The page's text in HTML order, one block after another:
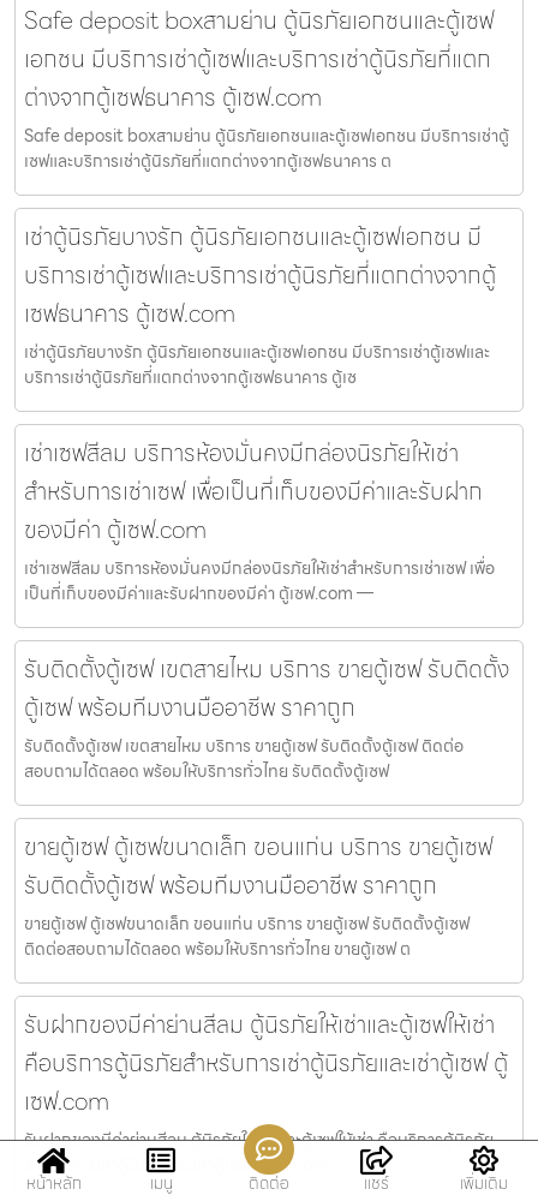
Safe deposit boxสามย่าน ตู้นิรภัยเอกชนและตู้เซฟ
เอกชน มีบริการเช่าตู้เซฟและบริการเช่าตู้นิรภัยที่แตก
ต่างจากตู้เซฟธนาคาร ตู้เซฟ.com
Safe deposit boxสามย่าน ตู้นิรภัยเอกชนและตู้เซฟเอกชน มีบริการเช่าตู้
เซฟและบริการเช่าตู้นิรภัยที่แตกต่างจากตู้เซฟธนาคาร ต
เช่าตู้นิรภัยบางรัก ตู้นิรภัยเอกชนและตู้เซฟเอกชน มี
บริการเช่าตู้เซฟและบริการเช่าตู้นิรภัยที่แตกต่างจากตู้
เซฟธนาคาร ตู้เซฟ.com
เช่าตู้นิรภัยบางรัก ตู้นิรภัยเอกชนและตู้เซฟเอกชน มีบริการเช่าตู้เซฟและ
บริการเช่าตู้นิรภัยที่แตกต่างจากตู้เซฟธนาคาร ตู้เซ
เช่าเซฟสีลม บริการห้องมั่นคงมีกล่องนิรภัยให้เช่า
สำหรับการเช่าเซฟ เพื่อเป็นที่เก็บของมีค่าและรับฝาก
ของมีค่า ตู้เซฟ.com
เช่าเซฟสีลม บริการห้องมั่นคงมีกล่องนิรภัยให้เช่าสำหรับการเช่าเซฟ เพื่อ
เป็นที่เก็บของมีค่าและรับฝากของมีค่า ตู้เซฟ.com —
รับติดตั้งตู้เซฟ เขตสายไหม บริการ ขายตู้เซฟ รับติดตั้ง
ตู้เซฟ พร้อมทีมงานมืออาชีพ ราคาถูก
รับติดตั้งตู้เซฟ เขตสายไหม บริการ ขายตู้เซฟ รับติดตั้งตู้เซฟ ติดต่อ
สอบถามได้ตลอด พร้อมให้บริการทั่วไทย รับติดตั้งตู้เซฟ
ขายตู้เซฟ ตู้เซฟขนาดเล็ก ขอนแก่น บริการ ขายตู้เซฟ
รับติดตั้งตู้เซฟ พร้อมทีมงานมืออาชีพ ราคาถูก
ขายตู้เซฟ ตู้เซฟขนาดเล็ก ขอนแก่น บริการ ขายตู้เซฟ รับติดตั้งตู้เซฟ
ติดต่อสอบถามได้ตลอด พร้อมให้บริการทั่วไทย ขายตู้เซฟ ต
รับฝากของมีค่าย่านสีลม ตู้นิรภัยให้เช่าและตู้เซฟให้เช่า
คือบริการตู้นิรภัยสำหรับการเช่าตู้นิรภัยและเช่าตู้เซฟ ตู้
เซฟ.com
รับฝากของมีค่าย่านสีลม ตู้นิรภัยให้เช่าและตู้เซฟให้เช่า คือบริการตู้นิรภัย
สำหรับการเช่าตู้นิรภัยและเช่าตู้เซฟ ตู้เซฟ.com
หน้าหลัก เมนู ติดต่อ แชร์ เพิ่มเติม